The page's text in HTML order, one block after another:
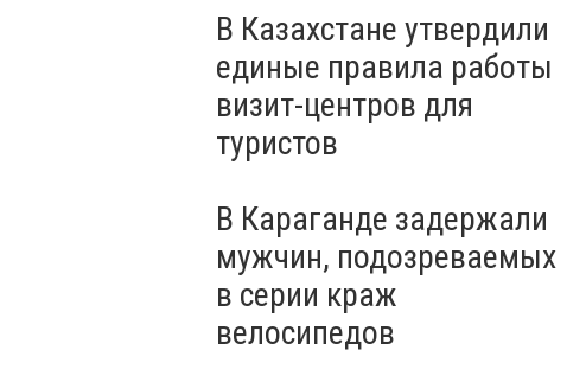
В Казахстане утвердили
единые правила работы
визит-центров для
туристов
В Караганде задержали
мужчин, подозреваемых
в серии краж
велосипедов